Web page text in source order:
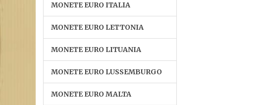
MONETE EURO ITALIA
MONETE EURO LETTONIA
MONETE EURO LITUANIA
MONETE EURO LUSSEMBURGO
MONETE EURO MALTA